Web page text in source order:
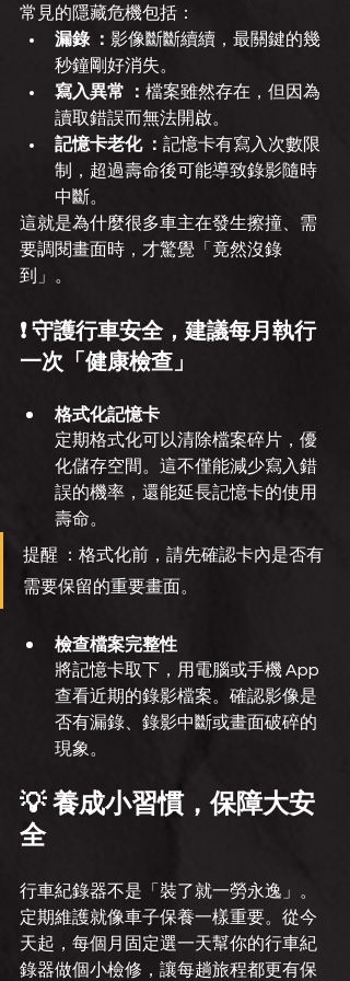
常見的隱藏危機包括：
漏錄 ： 影像斷斷續續，最關鍵的幾
秒鐘剛好消失。
寫入異常 ： 檔案雖然存在，但因為
讀取錯誤而無法開啟。
記憶卡老化 ： 記憶卡有寫入次數限
制，超過壽命後可能導致錄影隨時
中斷。
這就是為什麼很多車主在發生擦撞、需
要調閱畫面時，才驚覺「竟然沒錄
到」。
❗ 守護行車安全，建議每月執行
一次「健康檢查」
格式化記憶卡
定期格式化可以清除檔案碎片，優
化儲存空間。這不僅能減少寫入錯
誤的機率，還能延長記憶卡的使用
壽命。
提醒 ：格式化前，請先確認卡內是否有
需要保留的重要畫面。
檢查檔案完整性
將記憶卡取下，用電腦或手機 App
查看近期的錄影檔案。確認影像是
否有漏錄、錄影中斷或畫面破碎的
現象。
💡 養成小習慣，保障大安
全
行車紀錄器不是「裝了就一勞永逸」。
定期維護就像車子保養一樣重要。從今
天起，每個月固定選一天幫你的行車紀
錄器做個小檢修，讓每趟旅程都更有保